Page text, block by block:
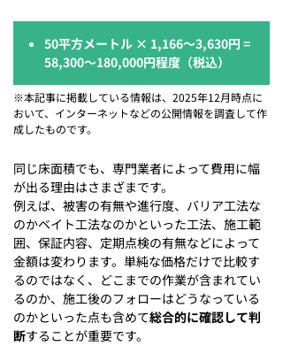
50平方メートル × 1,166～3,630円 =
58,300～180,000円程度（税込）
※本記事に掲載している情報は、2025年12月時点に
おいて、インターネットなどの公開情報を調査して作
成したものです。
同じ床面積でも、専門業者によって費用に幅
が出る理由はさまざまです。
例えば、被害の有無や進行度、バリア工法な
のかベイト工法なのかといった工法、施工範
囲、保証内容、定期点検の有無などによって
金額は変わります。単純な価格だけで比較す
るのではなく、どこまでの作業が含まれてい
るのか、施工後のフォローはどうなっている
のかといった点も含めて総合的に確認して判
断することが重要です。